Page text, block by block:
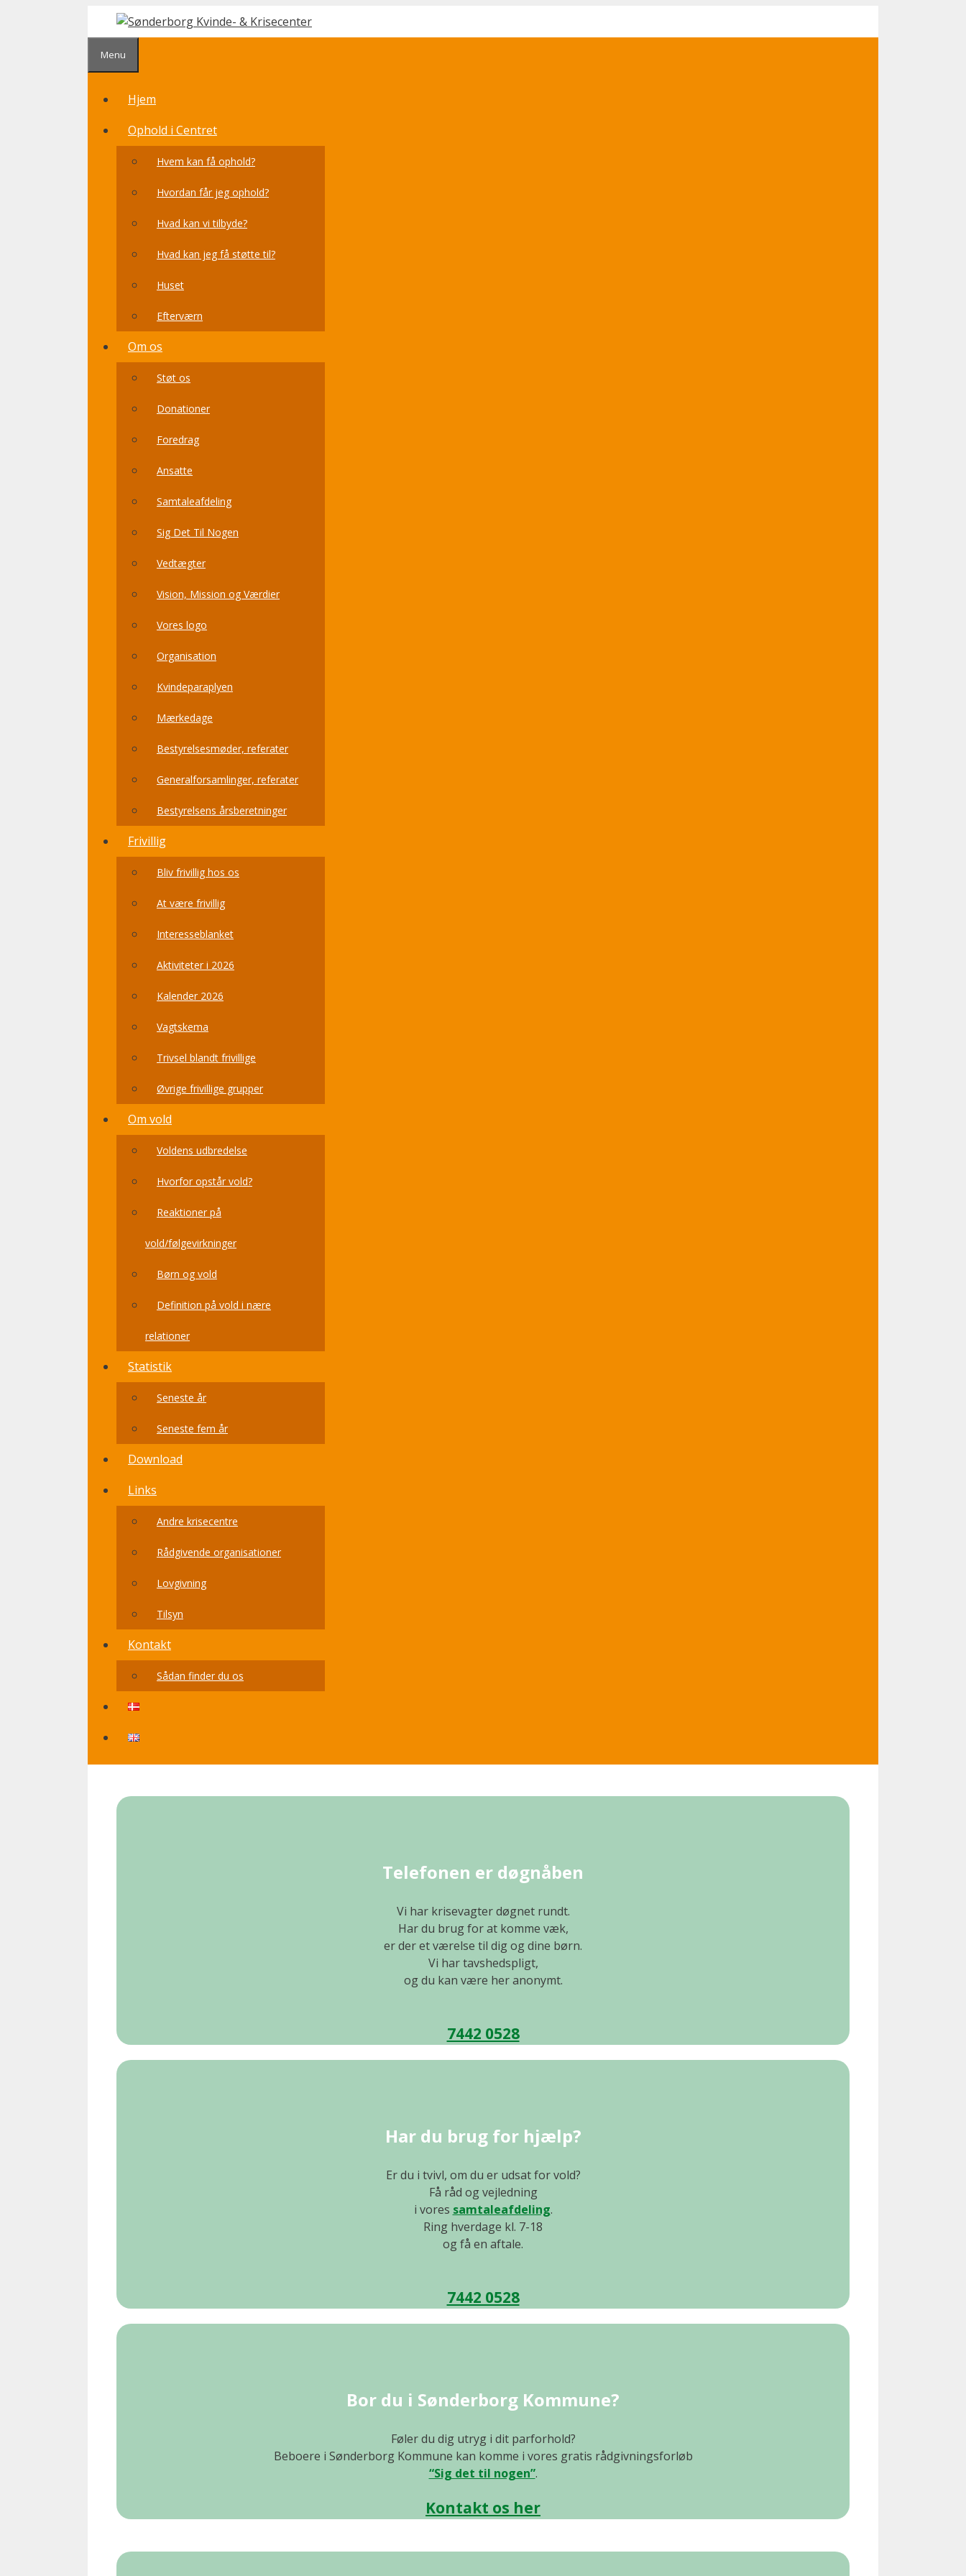
Menu
Hjem
Ophold i Centret
Hvem kan få ophold?
Hvordan får jeg ophold?
Hvad kan vi tilbyde?
Hvad kan jeg få støtte til?
Huset
Efterværn
Om os
Støt os
Donationer
Foredrag
Ansatte
Samtaleafdeling
Sig Det Til Nogen
Vedtægter
Vision, Mission og Værdier
Vores logo
Organisation
Kvindeparaplyen
Mærkedage
Bestyrelsesmøder, referater
Generalforsamlinger, referater
Bestyrelsens årsberetninger
Frivillig
Bliv frivillig hos os
At være frivillig
Interesseblanket
Aktiviteter i 2026
Kalender 2026
Vagtskema
Trivsel blandt frivillige
Øvrige frivillige grupper
Om vold
Voldens udbredelse
Hvorfor opstår vold?
Reaktioner på
vold/følgevirkninger
Børn og vold
Definition på vold i nære
relationer
Statistik
Seneste år
Seneste fem år
Download
Links
Andre krisecentre
Rådgivende organisationer
Lovgivning
Tilsyn
Kontakt
Sådan finder du os
Telefonen er døgnåben
Vi har krisevagter døgnet rundt.
Har du brug for at komme væk,
er der et værelse til dig og dine børn.
Vi har tavshedspligt,
og du kan være her anonymt.
7442 0528
Har du brug for hjælp?
Er du i tvivl, om du er udsat for vold?
Få råd og vejledning
i vores samtaleafdeling.
Ring hverdage kl. 7-18
og få en aftale.
7442 0528
Bor du i Sønderborg Kommune?
Føler du dig utryg i dit parforhold?
Beboere i Sønderborg Kommune kan komme i vores gratis rådgivningsforløb
“Sig det til nogen”.
Kontakt os her